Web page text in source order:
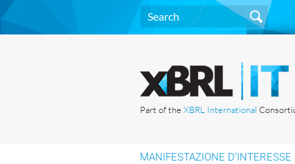
Part of the XBRL International
MANIFESTAZIONE